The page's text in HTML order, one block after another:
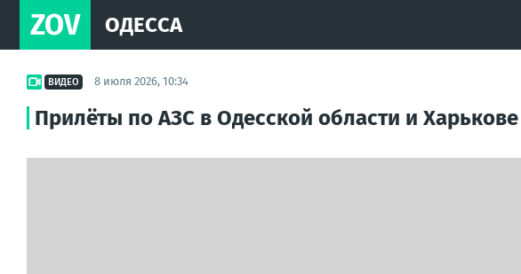
ZOV ОДЕССА
ВИДЕО 8 июля 2026, 10:34
Прилёты по АЗС в Одесской области и Харькове